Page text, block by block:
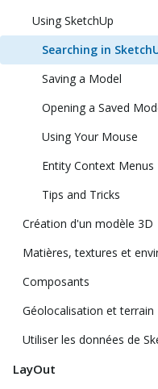
Using SketchUp
Searching in
Saving a Model
Opening a Saved
Using Your Mouse
Entity Context Menus
Tips and Tricks
Création d'un modèle 3D
Matières, textures et
Composants
Géolocalisation et terrain
LayOut